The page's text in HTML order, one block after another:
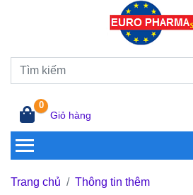
0
Giỏ hàng
Trang chủ Thông tin thêm